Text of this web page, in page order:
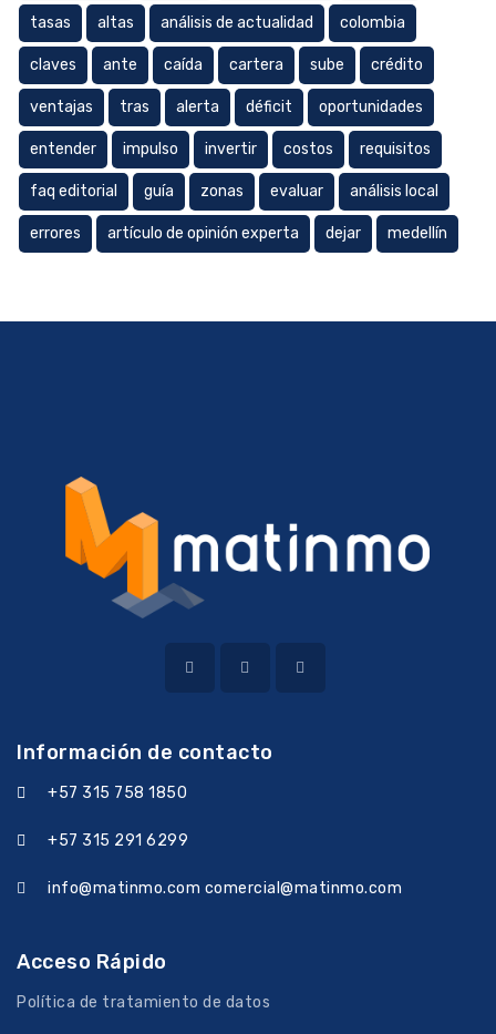
tasas altas análisis de actualidad colombia
claves ante caída cartera sube crédito
ventajas tras alerta déficit oportunidades
entender impulso invertir costos requisitos
faq editorial guía zonas evaluar análisis local
errores artículo de opinión experta dejar medellín
Información de contacto
+57 315 758 1850
+57 315 291 6299
info@matinmo.com comercial@matinmo.com
Acceso Rápido
Política de tratamiento de datos